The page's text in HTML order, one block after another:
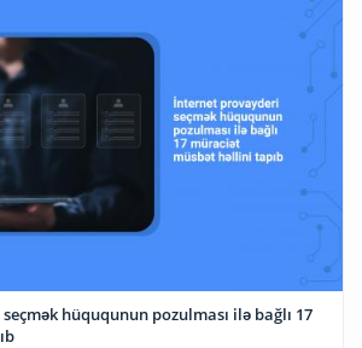
hüququnun pozulması ilə bağlı 17